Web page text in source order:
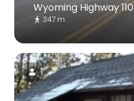
Wyoming Highway 110
347 m